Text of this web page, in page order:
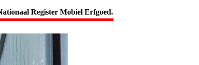
Register Mobiel Erfgoed.